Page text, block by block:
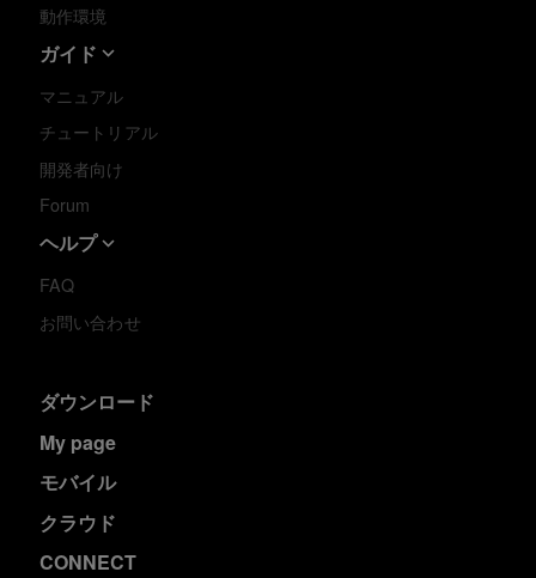
動作環境
ガイド
マニュアル
チュートリアル
開発者向け
Forum
ヘルプ
FAQ
お問い合わせ
ダウンロード
My page
モバイル
クラウド
CONNECT